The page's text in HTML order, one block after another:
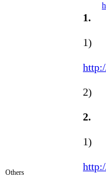
Others
1)